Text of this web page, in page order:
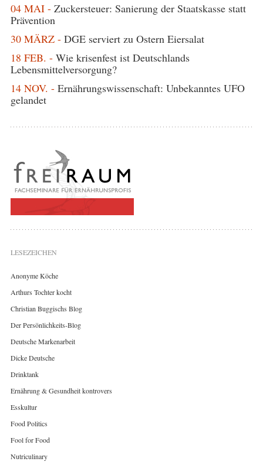
04 MAI - Zuckersteuer: Sanierung der Staatskasse statt
Prävention
30 MÄRZ - DGE serviert zu Ostern Eiersalat
18 FEB. - Wie krisenfest ist Deutschlands
Lebensmittelversorgung?
14 NOV. - Ernährungswissenschaft: Unbekanntes UFO
gelandet
LESEZEICHEN
Anonyme Köche
Arthurs Tochter kocht
Christian Buggischs Blog
Der Persönlichkeits-Blog
Deutsche Markenarbeit
Dicke Deutsche
Drinktank
Ernährung & Gesundheit kontrovers
Esskultur
Food Politics
Fool for Food
Nutriculinary